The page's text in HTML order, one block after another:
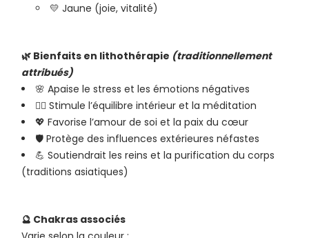
💛 Jaune (joie, vitalité)
🌿 Bienfaits en lithothérapie (traditionnellement
attribués)
🌸 Apaise le stress et les émotions négatives
🧘‍♂️ Stimule l’équilibre intérieur et la méditation
💖 Favorise l’amour de soi et la paix du cœur
🛡️ Protège des influences extérieures néfastes
💪 Soutiendrait les reins et la purification du corps
(traditions asiatiques)
🔮 Chakras associés